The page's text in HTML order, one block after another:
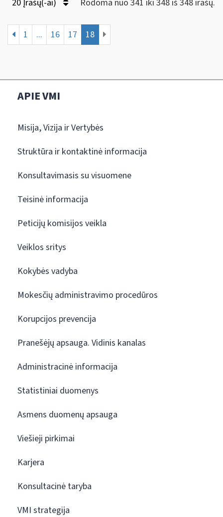
20 Įrašų(-ai) Rodoma nuo 341 iki 348 iš 348 irašų.
1 ... 16 17 18
APIE VMI
Misija, Vizija ir Vertybės
Struktūra ir kontaktinė informacija
Konsultavimasis su visuomene
Teisinė informacija
Peticijų komisijos veikla
Veiklos sritys
Kokybės vadyba
Mokesčių administravimo procedūros
Korupcijos prevencija
Pranešėjų apsauga. Vidinis kanalas
Administracinė informacija
Statistiniai duomenys
Asmens duomenų apsauga
Viešieji pirkimai
Karjera
Konsultacinė taryba
VMI strategija